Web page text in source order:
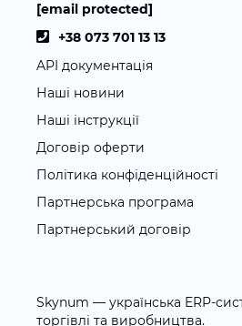
[email protected]
+38 073 701 13 13
API документація
Наші новини
Наші інструкції
Договір оферти
Політика конфіденційності
Партнерська програма
Партнерський договір
Skynum — українська ERP-
торгівлі та виробництва.